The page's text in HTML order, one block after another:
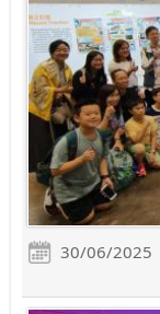
30/06/2025